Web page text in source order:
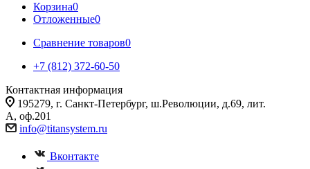
Корзина0
Отложенные0
Сравнение товаров0
+7 (812) 372-60-50
Контактная информация
195279, г. Санкт-Петербург, ш.Революции, д.69, лит.
А, оф.201
info@titansystem.ru
Вконтакте